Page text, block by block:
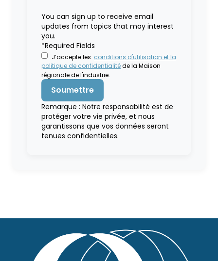
You can sign up to receive email
updates from topics that may interest
you.
*Required Fields
J’accepte les conditions d'utilisation et la
politique de confidentialitéde la Maison
régionale de l'industrie.
Remarque : Notre responsabilité est de
protéger votre vie privée, et nous
garantissons que vos données seront
tenues confidentielles.